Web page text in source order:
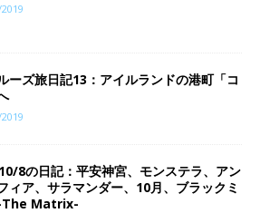
ーズ旅日記13：アイルランドの港町「コ
8の日記：平安神宮、モンステラ、アン
ィア、サラマンダー、10月、ブラックミ
The Matrix-